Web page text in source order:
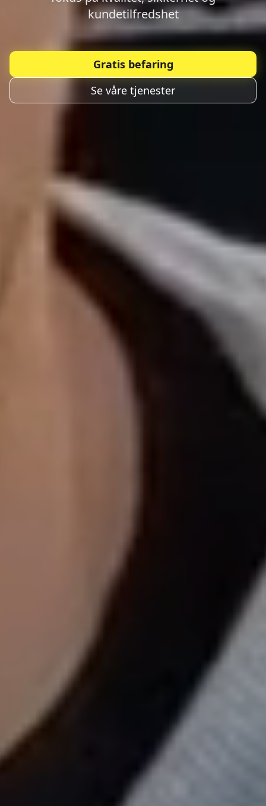
kundetilfredshet
Gratis befaring
Se våre tjenester